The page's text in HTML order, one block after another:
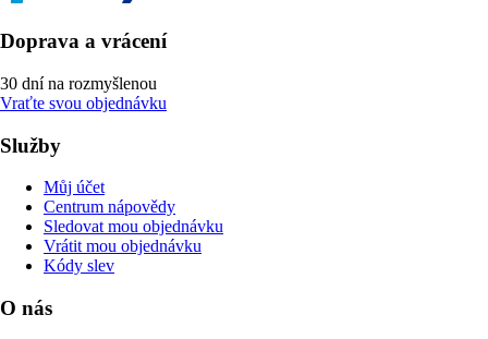
Doprava a vrácení
30 dní na rozmyšlenou
Vraťte svou objednávku
Služby
Můj účet
Centrum nápovědy
Sledovat mou objednávku
Vrátit mou objednávku
Kódy slev
O nás